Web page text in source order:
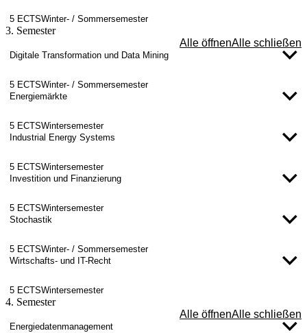
5 ECTSWinter- / Sommersemester
3. Semester
Alle öffnenAlle schließen
Digitale Transformation und Data Mining
5 ECTSWinter- / Sommersemester
Energiemärkte
5 ECTSWintersemester
Industrial Energy Systems
5 ECTSWintersemester
Investition und Finanzierung
5 ECTSWintersemester
Stochastik
5 ECTSWinter- / Sommersemester
Wirtschafts- und IT-Recht
5 ECTSWintersemester
4. Semester
Alle öffnenAlle schließen
Energiedatenmanagement